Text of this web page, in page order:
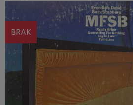
BRAK